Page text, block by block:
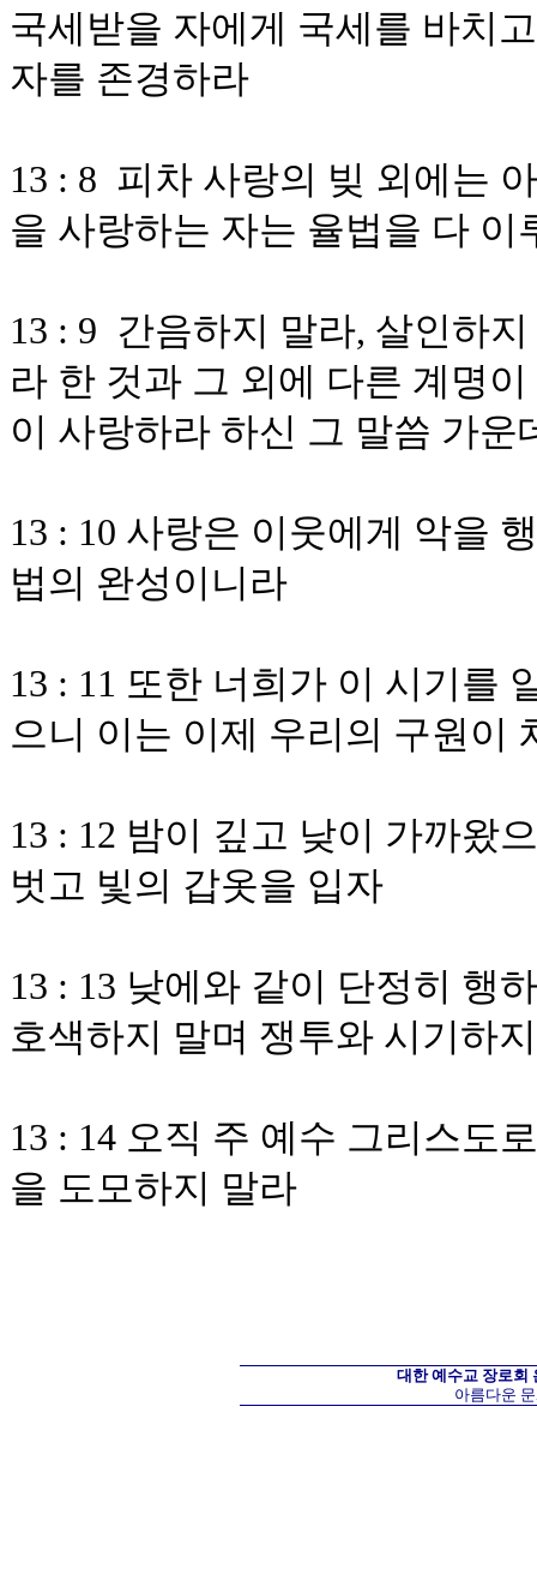
국세받을 자에게 국세를 바치
자를 존경하라
13 : 8 피차 사랑의 빚 외에는
을 사랑하는 자는 율법을 다 이
13 : 9 간음하지 말라, 살인하
라 한 것과 그 외에 다른 계명
이 사랑하라 하신 그 말씀 가운
13 : 10 사랑은 이웃에게 악을
법의 완성이니라
13 : 11 또한 너희가 이 시기를
으니 이는 이제 우리의 구원이
13 : 12 밤이 깊고 낮이 가까왔
벗고 빛의 갑옷을 입자
13 : 13 낮에와 같이 단정히 행
호색하지 말며 쟁투와 시기하
13 : 14 오직 주 예수 그리스도
을 도모하지 말라
대한 예수교 장로회
아름다운